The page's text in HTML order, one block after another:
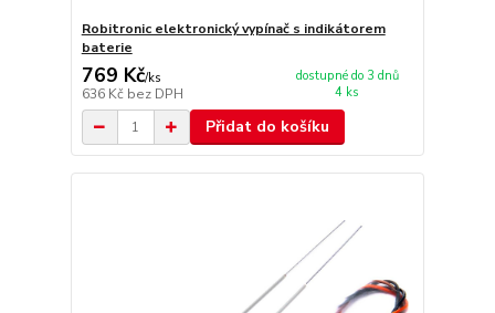
Robitronic elektronický vypínač s indikátorem
baterie
769 Kč/ks
636 Kč bez DPH
dostupné do 3 dnů
4 ks
Přidat do košíku